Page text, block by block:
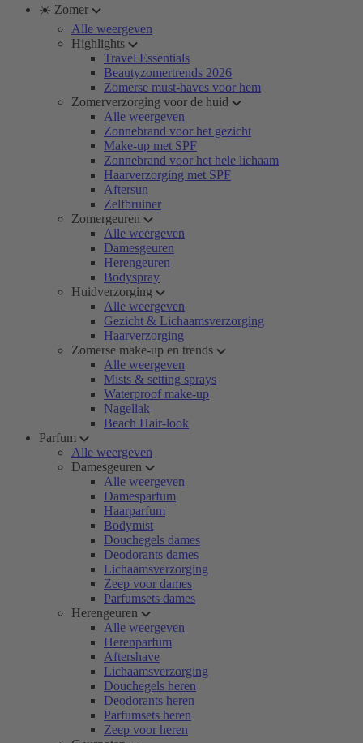
☀️ Zomer
Alle weergeven
Highlights
Travel Essentials
Beautyzomertrends 2026
Zomerse must-haves voor hem
Zomerverzorging voor de huid
Alle weergeven
Zonnebrand voor het gezicht
Make-up met SPF
Zonnebrand voor het hele lichaam
Haarverzorging met SPF
Aftersun
Zelfbruiner
Zomergeuren
Alle weergeven
Damesgeuren
Herengeuren
Bodyspray
Huidverzorging
Alle weergeven
Gezicht & Lichaamsverzorging
Haarverzorging
Zomerse make-up en trends
Alle weergeven
Mists & setting sprays
Waterproof make-up
Nagellak
Beach Hair-look
Parfum
Alle weergeven
Damesgeuren
Alle weergeven
Damesparfum
Haarparfum
Bodymist
Douchegels dames
Deodorants dames
Lichaamsverzorging
Zeep voor dames
Parfumsets dames
Herengeuren
Alle weergeven
Herenparfum
Aftershave
Lichaamsverzorging
Douchegels heren
Deodorants heren
Parfumsets heren
Zeep voor heren